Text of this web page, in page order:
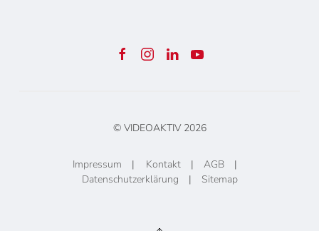
© VIDEOAKTIV 2026
Impressum | Kontakt| AGB|
Datenschutzerklärung | Sitemap